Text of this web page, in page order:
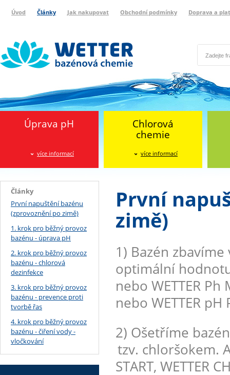
Úvod Články Jak nakupovat Obchodní podmínky Doprava a
Úprava pH
více informací
Chlorová
chemie
více informací
Články
První napuštění bazénu
(zprovoznění po zimě)
1. krok pro běžný provoz
bazénu - úprava pH
2. krok pro běžný provoz
bazénu - chlorová
dezinfekce
3. krok pro běžný provoz
bazénu - prevence proti
tvorbě řas
4. krok pro běžný provoz
bazénu - čiření vody -
vločkování
První
zimě)
1) Bazén
optimální hodnotu
nebo WETTER Ph
nebo WETTER
2) Ošetříme
tzv. chloršokem.
START, WETTER